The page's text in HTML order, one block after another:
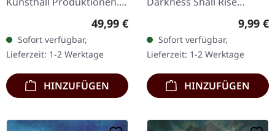
3-Gatefold-LP (180g Vinyl,
schwarz) inkl. bedruckter
Innenhüllen und…
Regulärer Preis:
49,99 €
Sofort verfügbar,
Lieferzeit: 1-2 Werktage
HINZUFÜGEN
Productions. Schwarze
Musikkassette mit 3-panel
J-Card. Limitiert auf 300
Stück.…
9,99 €
Sofort verfügbar,
Lieferzeit: 1-2 Werktage
HINZUFÜGEN